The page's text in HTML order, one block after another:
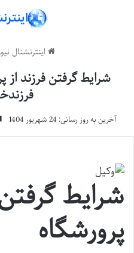
اینترنشنال
شرایط گرفتن فرزند از
آخرین به روز رسانی: 24 شهریور 1404
شرایط
پرورشگاه